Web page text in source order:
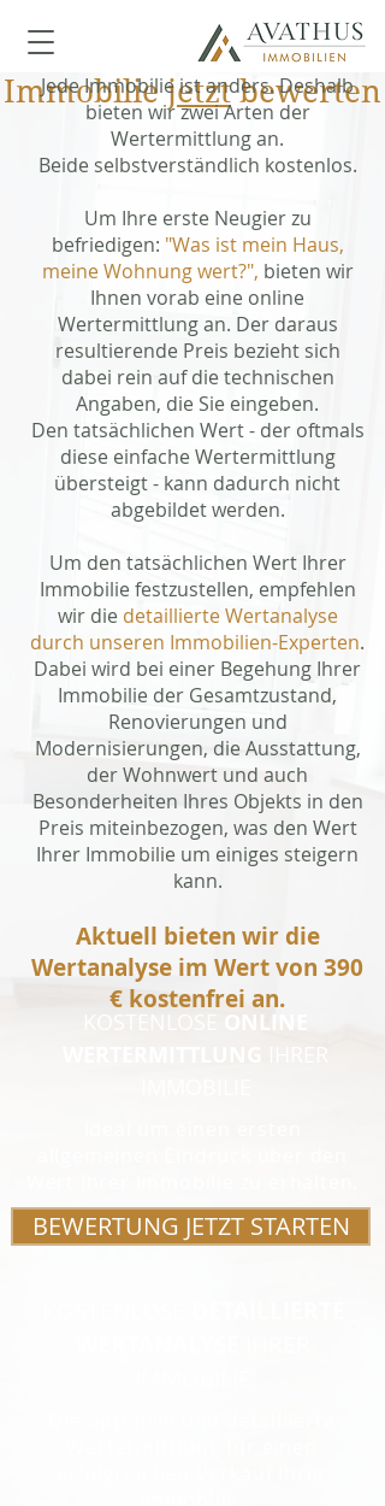
Immobiliejetztbewerten
Jede Immobilie ist anders. Deshalb
bieten wir zwei Arten der
Wertermittlung an.
Beide selbstverständlich kostenlos.
Um Ihre erste Neugier zu
befriedigen: "Was ist mein Haus,
meine Wohnung wert?", bieten wir
Ihnen vorab eine online
Wertermittlung an. Der daraus
resultierende Preis bezieht sich
dabei rein auf die technischen
Angaben, die Sie eingeben.
Den tatsächlichen Wert - der oftmals
diese einfache Wertermittlung
übersteigt - kann dadurch nicht
abgebildet werden.
Um den tatsächlichen Wert Ihrer
Immobilie festzustellen, empfehlen
wir die detaillierte Wertanalyse
durch unseren Immobilien-Experten.
Dabei wird bei einer Begehung Ihrer
Immobilie der Gesamtzustand,
Renovierungen und
Modernisierungen, die Ausstattung,
der Wohnwert und auch
Besonderheiten Ihres Objekts in den
Preis miteinbezogen, was den Wert
Ihrer Immobilie um einiges steigern
kann.
Aktuell bieten wir die
Wertanalyse im Wert von 390
€ kostenfrei an.
ONLINE
IHRER
BEWERTUNG JETZT STARTEN